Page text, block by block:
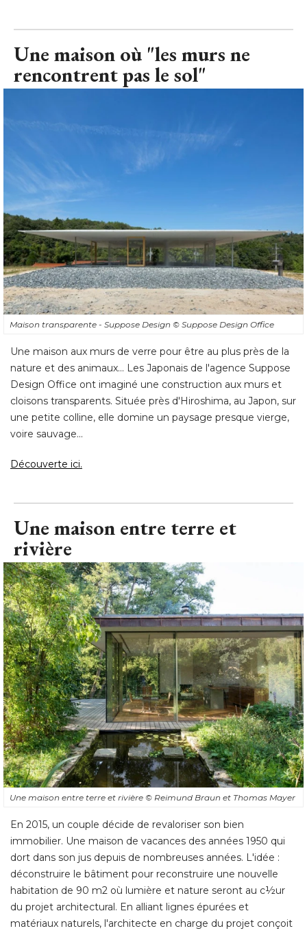
Une maison où "les murs ne
rencontrent pas le sol"
Maison transparente - Suppose Design © Suppose Design Office
Une maison aux murs de verre pour être au plus près de la
nature et des animaux... Les Japonais de l'agence Suppose
Design Office ont imaginé une construction aux murs et
cloisons transparents. Située près d'Hiroshima, au Japon, sur
une petite colline, elle domine un paysage presque vierge,
voire sauvage...
Découverte ici.
Une maison entre terre et
rivière
Une maison entre terre et rivière © Reimund Braun et Thomas Mayer
En 2015, un couple décide de revaloriser son bien
immobilier. Une maison de vacances des années 1950 qui
dort dans son jus depuis de nombreuses années. L'idée :
déconstruire le bâtiment pour reconstruire une nouvelle
habitation de 90 m2 où lumière et nature seront au c½ur
du projet architectural. En alliant lignes épurées et
matériaux naturels, l'architecte en charge du projet conçoit